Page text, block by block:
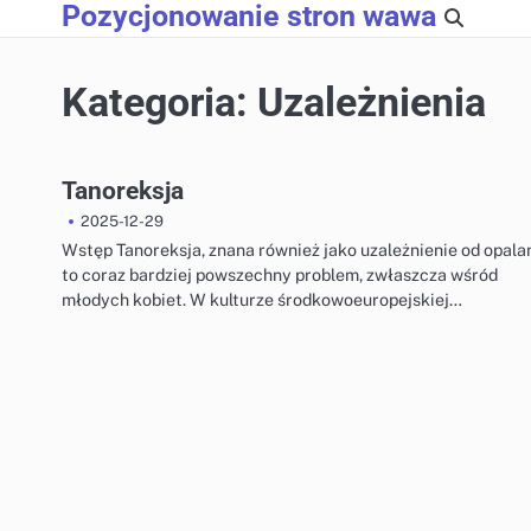
to
Pozycjonowanie stron wawa
Kategoria: Uzależnienia
Tanoreksja
2025-12-29
Wstęp Tanoreksja, znana również jako uzależnienie od
to coraz bardziej powszechny problem, zwłaszcza wśród
młodych kobiet. W kulturze środkowoeuropejskiej…